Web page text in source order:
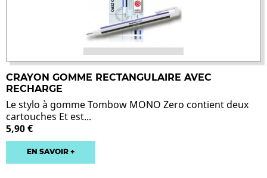
CRAYON GOMME RECTANGULAIRE AVEC
RECHARGE
Le stylo à gomme Tombow MONO Zero contient deux
cartouches Et est...
5,90 €
EN SAVOIR +